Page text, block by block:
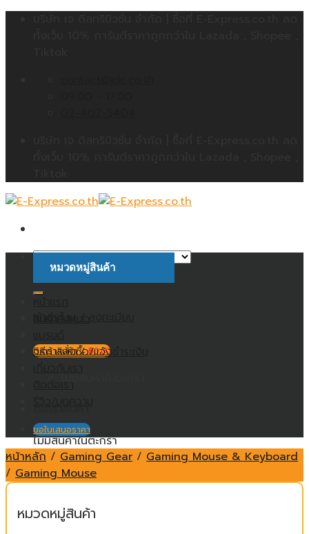
ค้นหา:
ตะกร้าสินค้า /฿0.00
ไม่มีสินค้าในตะกร้า
หมวดหมู่สินค้า
วิธีการสั่งซื้อ/แจ้งชำระเงิน
ติดต่อเรา
ขอใบเสนอราคา
หน้าหลัก / Gaming Gear / Gaming Mouse & Keyboard
/ Gaming Mouse
หมวดหมู่สินค้า